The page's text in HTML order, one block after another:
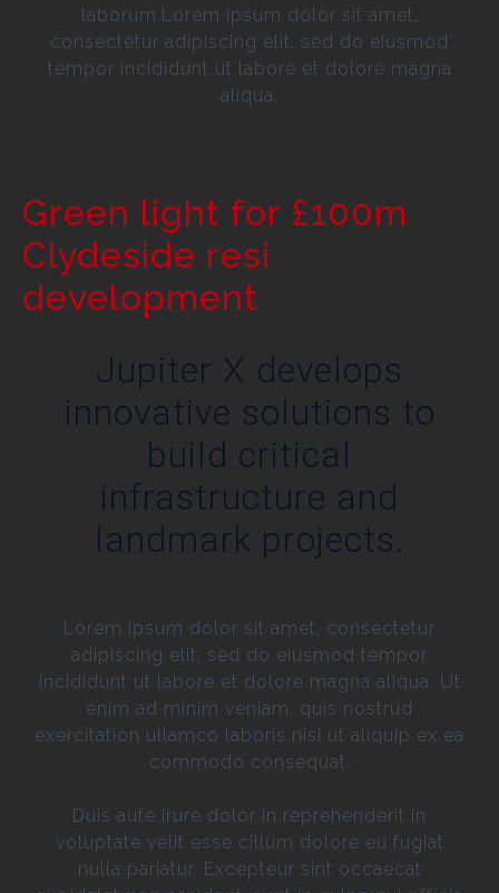
laborum.Lorem ipsum dolor sit amet,
consectetur adipiscing elit, sed do eiusmod
tempor incididunt ut labore et dolore magna
aliqua.
Green light for £100m
Clydeside resi
development
Jupiter X develops
innovative solutions to
build critical
infrastructure and
landmark projects.
Lorem ipsum dolor sit amet, consectetur
adipiscing elit, sed do eiusmod tempor
incididunt ut labore et dolore magna aliqua. Ut
enim ad minim veniam, quis nostrud
exercitation ullamco laboris nisi ut aliquip ex ea
commodo consequat.
Duis aute irure dolor in reprehenderit in
voluptate velit esse cillum dolore eu fugiat
nulla pariatur. Excepteur sint occaecat